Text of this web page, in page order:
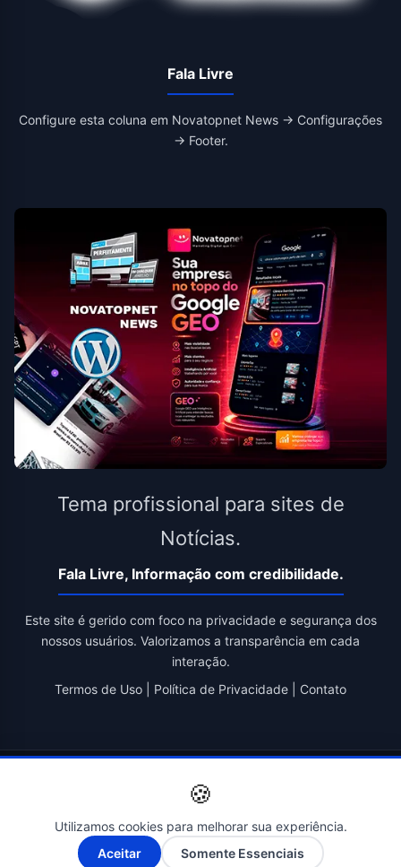
Fala Livre
Configure esta coluna em Novatopnet News → Configurações
→ Footer.
Tema profissional para sites de
Notícias.
Fala Livre, Informação com credibilidade.
Este site é gerido com foco na privacidade e segurança dos
nossos usuários. Valorizamos a transparência em cada
interação.
Termos de Uso
Política de Privacidade Contato
Novatopnet
A- A+
🍪
Utilizamos cookies para melhorar sua experiência.
Aceitar
Somente Essenciais